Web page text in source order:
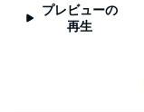
プレビューの
再生